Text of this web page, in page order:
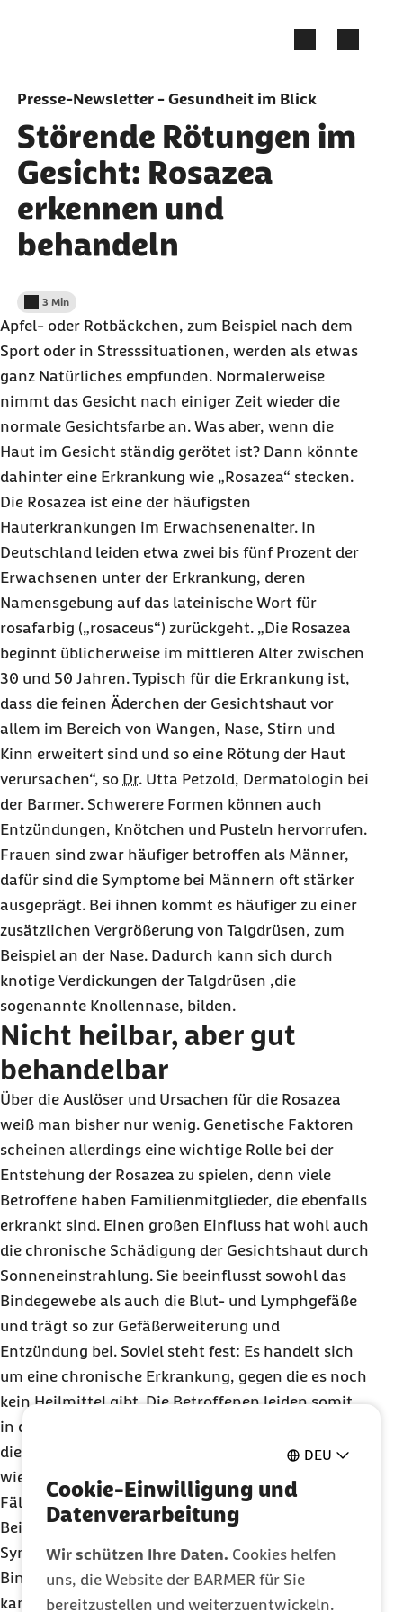
DEU
Cookie-Einwilligung und
Datenverarbeitung
Wir schützen Ihre Daten. Cookies helfen
uns, die Website der BARMER für Sie
bereitzustellen und weiterzuentwickeln.
Presse-Newsletter - Gesundheit im Blick
Störende Rötungen im
Gesicht: Rosazea
erkennen und
behandeln
Lesedauer weniger als
3 Min
Apfel- oder Rotbäckchen, zum Beispiel nach dem
Sport oder in Stresssituationen, werden als etwas
ganz Natürliches empfunden. Normalerweise
nimmt das Gesicht nach einiger Zeit wieder die
normale Gesichtsfarbe an. Was aber, wenn die
Haut im Gesicht ständig gerötet ist? Dann könnte
dahinter eine Erkrankung wie „Rosazea“ stecken.
Die Rosazea ist eine der häufigsten
Hauterkrankungen im Erwachsenenalter. In
Deutschland leiden etwa zwei bis fünf Prozent der
Erwachsenen unter der Erkrankung, deren
Namensgebung auf das lateinische Wort für
rosafarbig („rosaceus“) zurückgeht. „Die Rosazea
beginnt üblicherweise im mittleren Alter zwischen
30 und 50 Jahren. Typisch für die Erkrankung ist,
dass die feinen Äderchen der Gesichtshaut vor
allem im Bereich von Wangen, Nase, Stirn und
Kinn erweitert sind und so eine Rötung der Haut
verursachen“, so Dr. Utta Petzold, Dermatologin bei
der Barmer. Schwerere Formen können auch
Entzündungen, Knötchen und Pusteln hervorrufen.
Frauen sind zwar häufiger betroffen als Männer,
dafür sind die Symptome bei Männern oft stärker
ausgeprägt. Bei ihnen kommt es häufiger zu einer
zusätzlichen Vergrößerung von Talgdrüsen, zum
Beispiel an der Nase. Dadurch kann sich durch
knotige Verdickungen der Talgdrüsen ,die
sogenannte Knollennase, bilden.
Nicht heilbar, aber gut
behandelbar
Über die Auslöser und Ursachen für die Rosazea
weiß man bisher nur wenig. Genetische Faktoren
scheinen allerdings eine wichtige Rolle bei der
Entstehung der Rosazea zu spielen, denn viele
Betroffene haben Familienmitglieder, die ebenfalls
erkrankt sind. Einen großen Einfluss hat wohl auch
die chronische Schädigung der Gesichtshaut durch
Sonneneinstrahlung. Sie beeinflusst sowohl das
Bindegewebe als auch die Blut- und Lymphgefäße
und trägt so zur Gefäßerweiterung und
Entzündung bei. Soviel steht fest: Es handelt sich
um eine chronische Erkrankung, gegen die es noch
kein Heilmittel gibt. Die Betroffenen leiden somit
in der Regel ihr Leben lang unter den Symptomen,
die meist in unterschiedlich starken,
wiederkehrenden Schüben auftreten. In manchen
Fällen sind auch die Augen von Rosazea betroffen.
Bei dieser sogenannten okularen Form reichen die
Symptome von Trockenheit der Augen bis hin zu
Binde- oder Hornhautentzündungen. Unbehandelt
kann die okulare Rosazea sogar dauerhaft das